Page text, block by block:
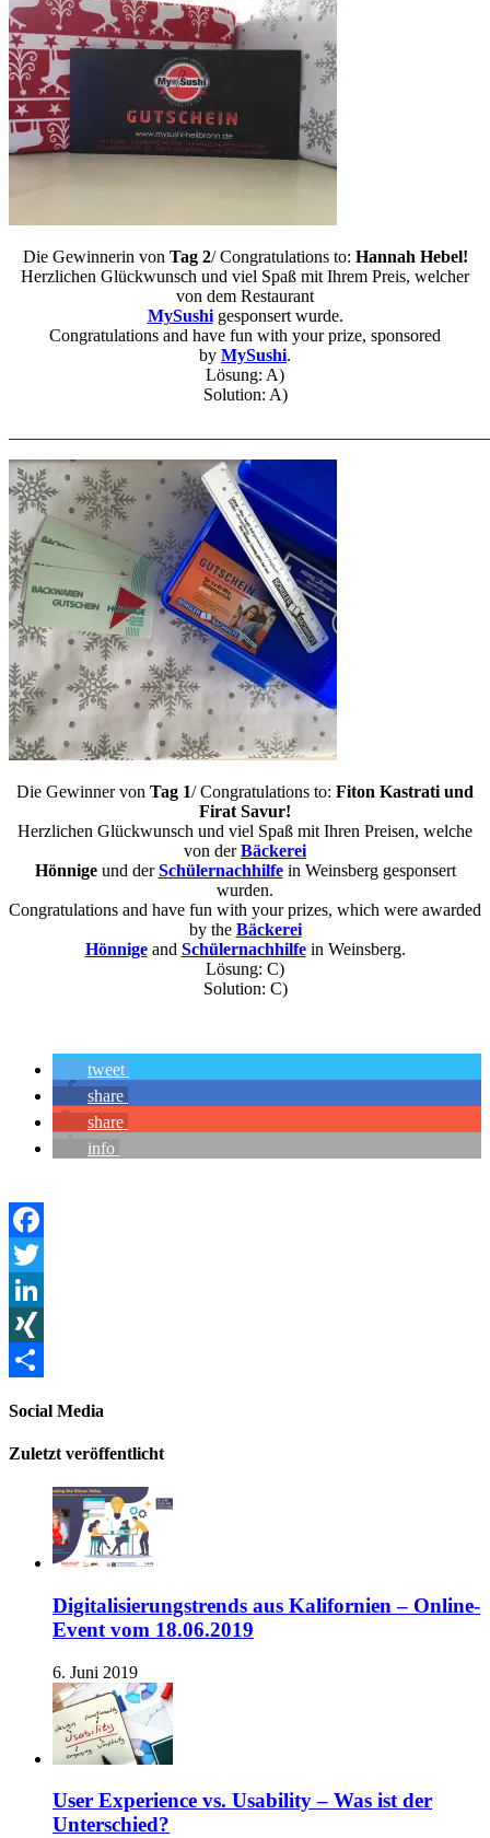
Die Gewinnerin von Tag 2/ Congratulations to: Hannah Hebel!
Herzlichen Glückwunsch und viel Spaß mit Ihrem Preis, welcher
von dem Restaurant
MySushi gesponsert wurde.
Congratulations and have fun with your prize, sponsored
by MySushi.
Lösung: A)
Solution: A)
Die Gewinner von Tag 1/ Congratulations to: Fiton Kastrati und
Firat Savur!
Herzlichen Glückwunsch und viel Spaß mit Ihren Preisen, welche
von derBäckerei
Hönnigeund derSchülernachhilfein Weinsberg gesponsert
wurden.
Congratulations and have fun with your prizes, which were awarded
by the Bäckerei
Hönnigeand Schülernachhilfein Weinsberg.
Lösung: C)
Solution: C)
tweet
share
share
info
Facebook
Twitter
LinkedIn
XING
Social Media
Zuletzt veröffentlicht
Digitalisierungstrends aus Kalifornien – Online-
Event vom 18.06.2019
6. Juni 2019
User Experience vs. Usability – Was ist der
Unterschied?